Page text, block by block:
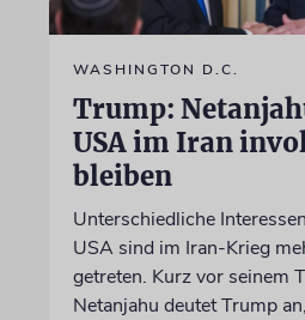
WASHINGTON D.C.
Trump:
USA im Iran
bleiben
Unterschiedliche
USA sind im Iran-Krieg
getreten. Kurz vor seinem
Netanjahu deutet Trump